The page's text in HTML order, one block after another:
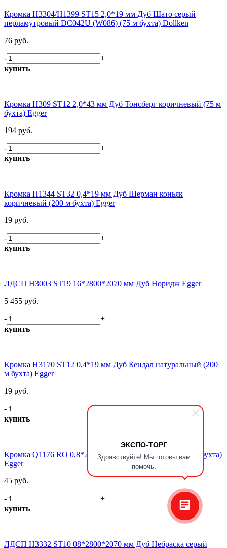
ЭКСПО-ТОРГ
Здравствуйте! Мы готовы вам
помочь.
Кромка H3304/Н1399 ST15 2,0*19 мм Дуб Шато серый
перламутровый DC042U (W086) (75 м бухта) Dollken
76 руб.
-
+
купить
Кромка H309 ST12 2,0*43 мм Дуб Тонсберг коричневый (75 м
бухта) Egger
194 руб.
-
+
купить
Кромка H1344 ST32 0,4*19 мм Дуб Шерман коньяк
коричневый (200 м бухта) Egger
19 руб.
-
+
купить
ЛДСП H3003 ST19 16*2800*2070 мм Дуб Норидж Egger
5 455 руб.
-
+
купить
Кромка H3170 ST12 0,4*19 мм Дуб Кендал натуральный (200
м бухта) Egger
19 руб.
-
+
купить
Кромка Q1176 RO 0,8*23 мм Дуб Галифакс белый (75 м бухта)
Egger
45 руб.
-
+
купить
ЛДСП H3332 ST10 08*2800*2070 мм Дуб Небраска серый